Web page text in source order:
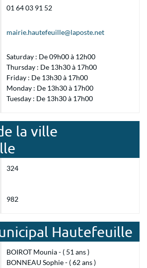
01 64 03 91 52
mairie.hautefeuille@laposte.net
Saturday : De 09h00 à 12h00
Thursday : De 13h30 à 17h00
Friday : De 13h30 à 17h00
Monday : De 13h30 à 17h00
Tuesday : De 13h30 à 17h00
la ville
324
982
Hautefeuille
BOIROT Mounia - ( 51 ans )
BONNEAU Sophie - ( 62 ans )